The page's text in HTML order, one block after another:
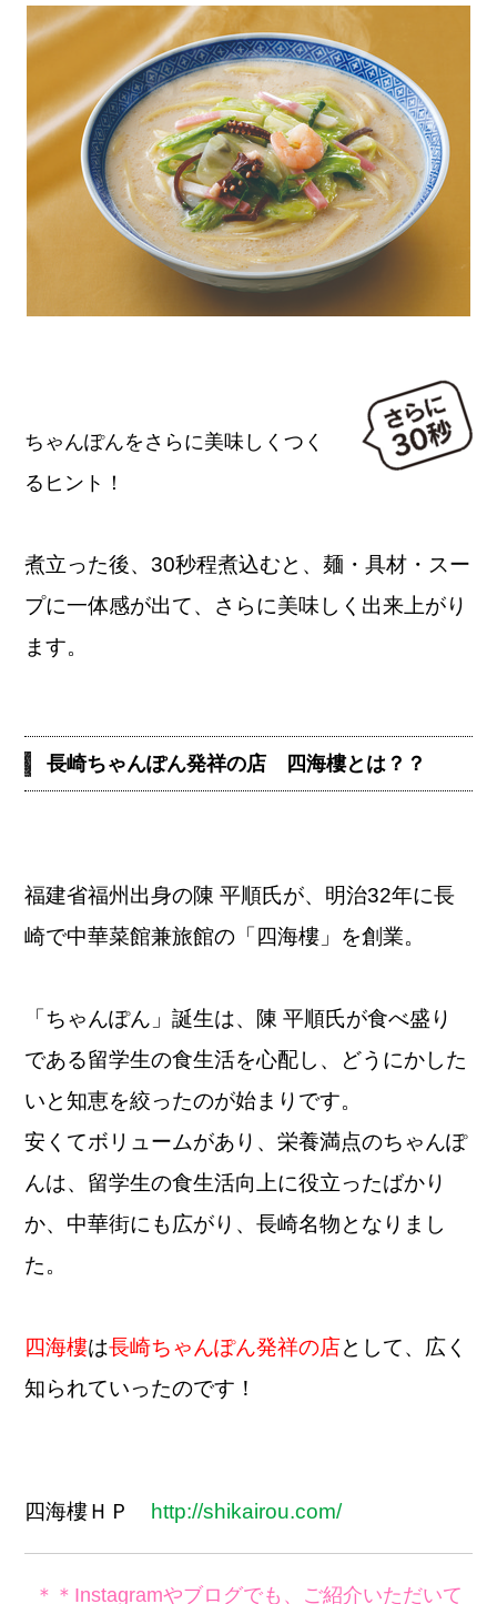
ちゃんぽんをさらに美味しくつく
るヒント！
煮立った後、30秒程煮込むと、麺・具材・スー
プに一体感が出て、さらに美味しく出来上がり
ます。
長崎ちゃんぽん発祥の店 四海樓とは？？
福建省福州出身の陳 平順氏が、明治32年に長
崎で中華菜館兼旅館の「四海樓」を創業。
「ちゃんぽん」誕生は、陳 平順氏が食べ盛り
である留学生の食生活を心配し、どうにかした
いと知恵を絞ったのが始まりです。
安くてボリュームがあり、栄養満点のちゃんぽ
んは、留学生の食生活向上に役立ったばかり
か、中華街にも広がり、長崎名物となりまし
た。
四海樓は長崎ちゃんぽん発祥の店として、広く
知られていったのです！
四海樓ＨＰ http://shikairou.com/
＊＊Instagramやブログでも、ご紹介いただいて